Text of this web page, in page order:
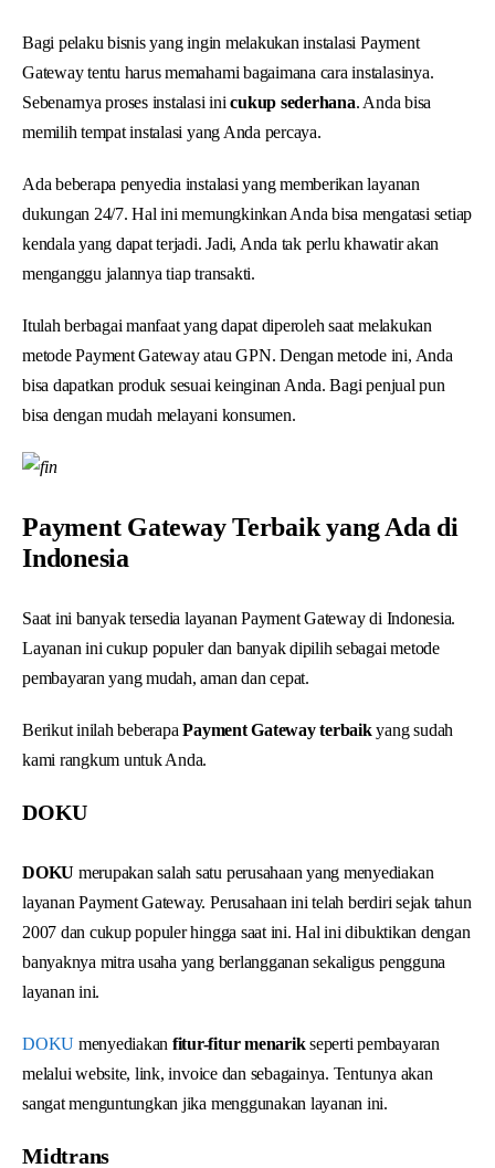
Bagi pelaku bisnis yang ingin melakukan instalasi Payment
Gateway tentu harus memahami bagaimana cara instalasinya.
Sebenarnya proses instalasi inicukup sederhana. Anda bisa
memilih tempat instalasi yang Anda percaya.
Ada beberapa penyedia instalasi yang memberikan layanan
dukungan 24/7. Hal ini memungkinkan Anda bisa mengatasi setiap
kendala yang dapat terjadi. Jadi, Anda tak perlu khawatir akan
menganggu jalannya tiap transakti.
Itulah berbagai manfaat yang dapat diperoleh saat melakukan
metode Payment Gateway atau GPN. Dengan metode ini, Anda
bisa dapatkan produk sesuai keinginan Anda. Bagi penjual pun
bisa dengan mudah melayani konsumen.
Payment Gateway Terbaik yang Ada di
Indonesia
Saat ini banyak tersedia layanan Payment Gateway di Indonesia.
Layanan ini cukup populer dan banyak dipilih sebagai metode
pembayaran yang mudah, aman dan cepat.
Berikut inilah beberapaPayment Gateway terbaikyang sudah
kami rangkum untuk Anda.
DOKU
DOKU merupakan salah satu perusahaan yang menyediakan
layanan Payment Gateway. Perusahaan ini telah berdiri sejak tahun
2007 dan cukup populer hingga saat ini. Hal ini dibuktikan dengan
banyaknya mitra usaha yang berlangganan sekaligus pengguna
layanan ini.
DOKU menyediakan fitur-fitur menarikseperti pembayaran
melalui website, link, invoice dan sebagainya. Tentunya akan
sangat menguntungkan jika menggunakan layanan ini.
Midtrans